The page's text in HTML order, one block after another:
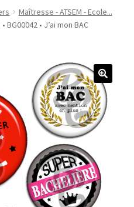
Maîtresse - ATSEM - Ecole...
BG00042 • J’ai mon BAC